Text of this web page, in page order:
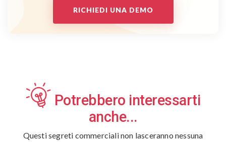
RICHIEDI UNA DEMO
Potrebbero interessarti
anche...
Questi segreti commerciali non lasceranno nessuna